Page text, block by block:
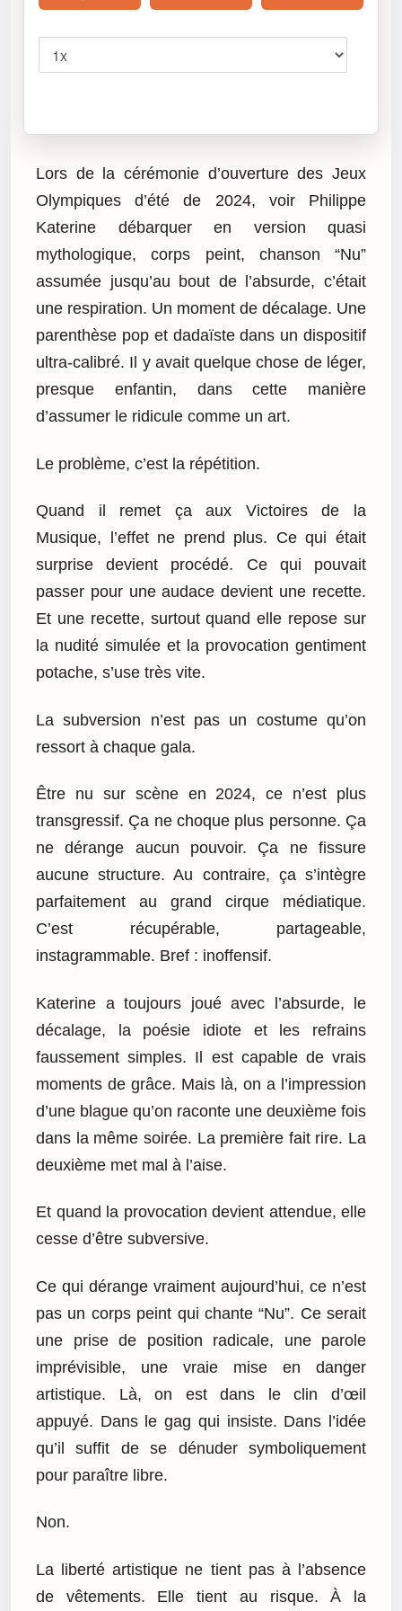
Lors de la cérémonie d’ouverture des Jeux
Olympiques d’été de 2024, voir Philippe
Katerine débarquer en version quasi
mythologique, corps peint, chanson “Nu”
assumée jusqu’au bout de l’absurde, c’était
une respiration. Un moment de décalage. Une
parenthèse pop et dadaïste dans un dispositif
ultra-calibré. Il y avait quelque chose de léger,
presque enfantin, dans cette manière
d’assumer le ridicule comme un art.
Le problème, c’est la répétition.
Quand il remet ça aux Victoires de la
Musique, l’effet ne prend plus. Ce qui était
surprise devient procédé. Ce qui pouvait
passer pour une audace devient une recette.
Et une recette, surtout quand elle repose sur
la nudité simulée et la provocation gentiment
potache, s’use très vite.
La subversion n’est pas un costume qu’on
ressort à chaque gala.
Être nu sur scène en 2024, ce n’est plus
transgressif. Ça ne choque plus personne. Ça
ne dérange aucun pouvoir. Ça ne fissure
aucune structure. Au contraire, ça s’intègre
parfaitement au grand cirque médiatique.
C’est récupérable, partageable,
instagrammable. Bref : inoffensif.
Katerine a toujours joué avec l’absurde, le
décalage, la poésie idiote et les refrains
faussement simples. Il est capable de vrais
moments de grâce. Mais là, on a l’impression
d’une blague qu’on raconte une deuxième fois
dans la même soirée. La première fait rire. La
deuxième met mal à l’aise.
Et quand la provocation devient attendue, elle
cesse d’être subversive.
Ce qui dérange vraiment aujourd’hui, ce n’est
pas un corps peint qui chante “Nu”. Ce serait
une prise de position radicale, une parole
imprévisible, une vraie mise en danger
artistique. Là, on est dans le clin d’œil
appuyé. Dans le gag qui insiste. Dans l’idée
qu’il suffit de se dénuder symboliquement
pour paraître libre.
Non.
La liberté artistique ne tient pas à l’absence
de vêtements. Elle tient au risque. À la